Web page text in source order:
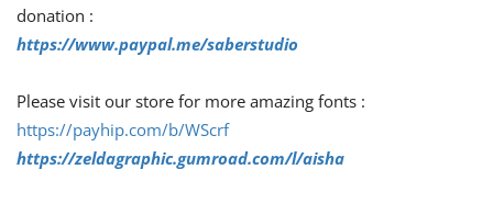
donation :
https://www.paypal.me/saberstudio
Please visit our store for more amazing fonts :
https://payhip.com/b/WScrf
https://zeldagraphic.gumroad.com/l/aisha